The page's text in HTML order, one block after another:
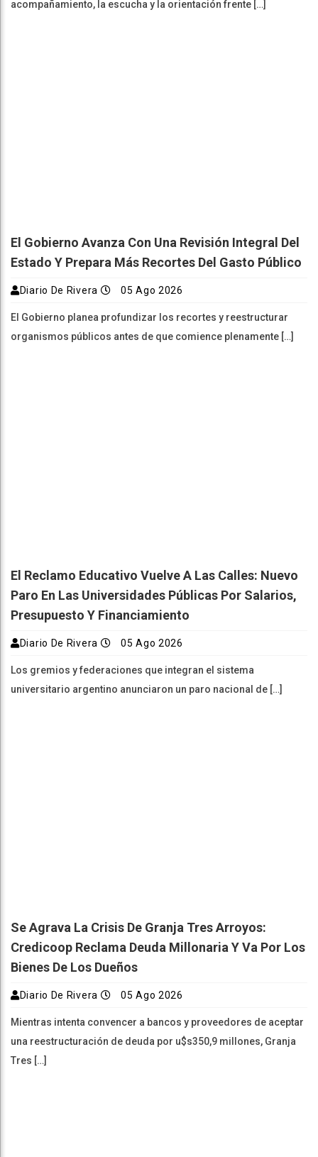
acompañamiento, la escucha y la orientación frente […]
El Gobierno Avanza Con Una Revisión Integral Del
Estado Y Prepara Más Recortes Del Gasto Público
Diario De Rivera 05 Ago 2026
El Gobierno planea profundizar los recortes y reestructurar
organismos públicos antes de que comience plenamente […]
El Reclamo Educativo Vuelve A Las Calles: Nuevo
Paro En Las Universidades Públicas Por Salarios,
Presupuesto Y Financiamiento
Diario De Rivera 05 Ago 2026
Los gremios y federaciones que integran el sistema
universitario argentino anunciaron un paro nacional de […]
Se Agrava La Crisis De Granja Tres Arroyos:
Credicoop Reclama Deuda Millonaria Y Va Por Los
Bienes De Los Dueños
Diario De Rivera 05 Ago 2026
Mientras intenta convencer a bancos y proveedores de aceptar
una reestructuración de deuda por u$s350,9 millones, Granja
Tres […]